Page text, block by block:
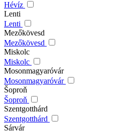
Hévíz
Lenti
Lenti
Mezőkövesd
Mezőkövesd
Miskolc
Miskolc
Mosonmagyaróvár
Mosonmagyaróvár
Šoproň
Šoproň
Szentgotthárd
Szentgotthárd
Sárvár